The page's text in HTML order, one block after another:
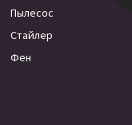
Пылесос
Стайлер
Фен